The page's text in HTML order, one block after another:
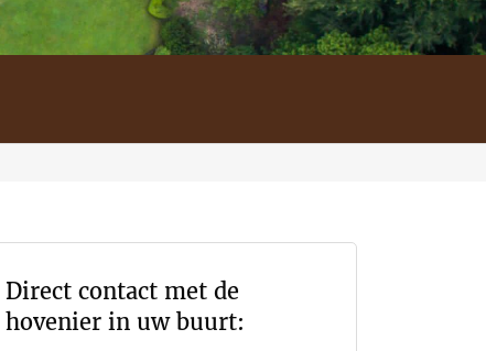
Direct contact met de
hovenier in uw buurt: